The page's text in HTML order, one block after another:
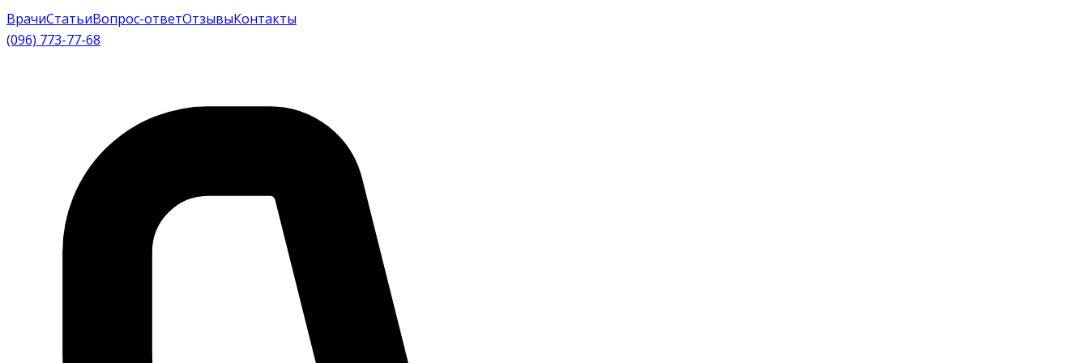
ВрачиСтатьиВопрос-ответОтзывыКонтакты
(096) 773-77-68